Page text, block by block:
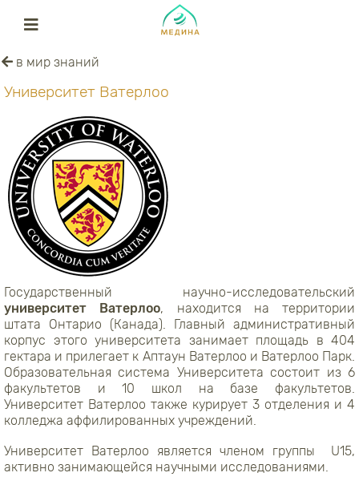
в мир знаний
Университет Ватерлоо
Государственный научно-исследовательский
университет Ватерлоо, находится на территории
штата Онтарио (Канада). Главный административный
корпус этого университета занимает площадь в 404
гектара и прилегает к Аптаун Ватерлоо и Ватерлоо Парк.
Образовательная система Университета состоит из 6
факультетов и 10 школ на базе факультетов.
Университет Ватерлоо также курирует 3 отделения и 4
колледжа аффилированных учреждений.
Университет Ватерлоо является членом группы U15,
активно занимающейся научными исследованиями.